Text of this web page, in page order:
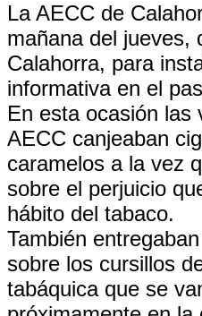
La AECC de
mañana del jueves,
Calahorra, para
informativa en el
En esta ocasión las
AECC canjeaban
caramelos a la vez
sobre el perjuicio
hábito del tabaco.
También
sobre los cursillos
tabáquica que se